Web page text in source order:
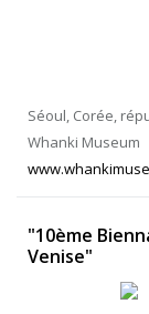
Séoul, Corée,
Whanki Museum
"10ème
Venise"